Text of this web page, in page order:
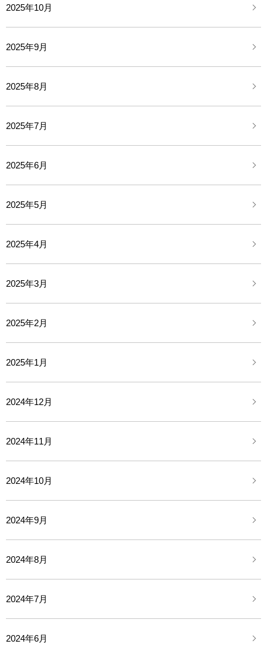
2025年10月
2025年9月
2025年8月
2025年7月
2025年6月
2025年5月
2025年4月
2025年3月
2025年2月
2025年1月
2024年12月
2024年11月
2024年10月
2024年9月
2024年8月
2024年7月
2024年6月